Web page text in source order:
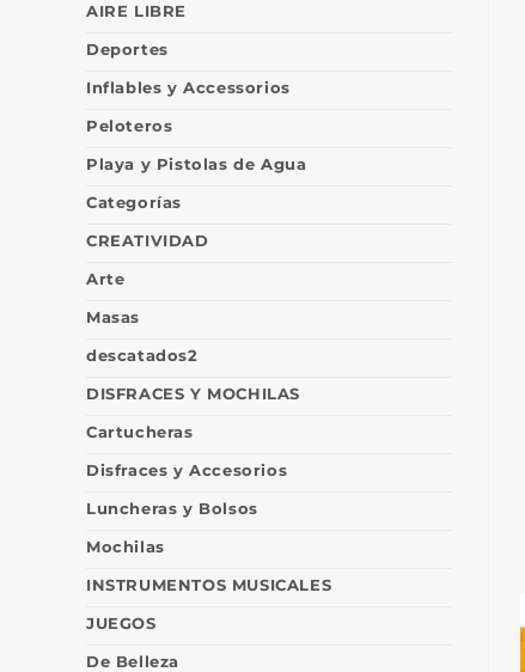
AIRE LIBRE
Deportes
Inflables y Accessorios
Peloteros
Playa y Pistolas de Agua
Categorías
CREATIVIDAD
Arte
Masas
descatados2
DISFRACES Y MOCHILAS
Cartucheras
Disfraces y Accesorios
Luncheras y Bolsos
Mochilas
INSTRUMENTOS MUSICALES
JUEGOS
De Belleza